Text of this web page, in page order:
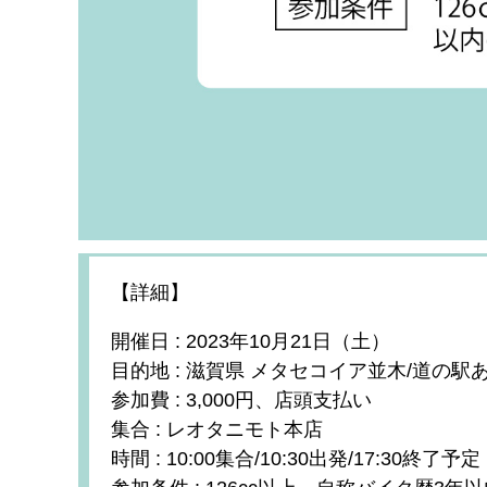
【詳細】
開催日 : 2023年10月21日（土）
目的地 : 滋賀県 メタセコイア並木/道の駅
参加費 : 3,000円、店頭支払い
集合 : レオタニモト本店
時間 : 10:00集合/10:30出発/17:30終了予定